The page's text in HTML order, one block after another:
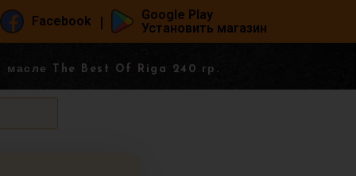
Facebook |
Google Play
Установить магазин
масле The Best Of Riga 240 гр.